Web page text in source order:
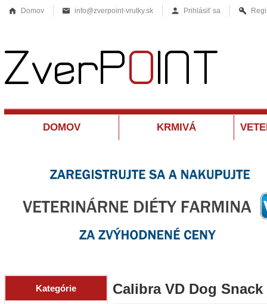
Domov info@zverpoint-vrutky.sk Prihlásiť sa
DOMOV KRMIVÁ
Kategórie Calibra VD Dog